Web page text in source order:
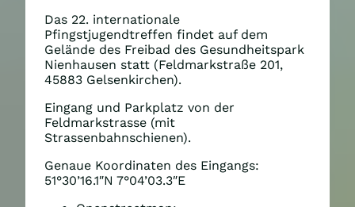
Das 22. internationale
Pfingstjugendtreffen findet auf dem
Gelände des Freibad des Gesundheitspark
Nienhausen statt (Feldmarkstraße 201,
45883 Gelsenkirchen).
Eingang und Parkplatz von der
Feldmarkstrasse (mit
Strassenbahnschienen).
Genaue Koordinaten des Eingangs:
51°30’16.1″N 7°04’03.3″E